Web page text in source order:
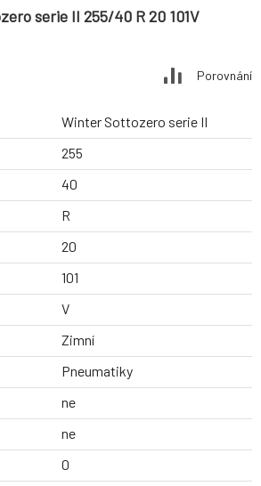
serie II 255/40 R 20 101V
Porovnání
Winter Sottozero serie II
255
40
R
20
101
V
Zimní
Pneumatiky
ne
ne
0